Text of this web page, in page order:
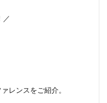
／
レンスをご紹介。